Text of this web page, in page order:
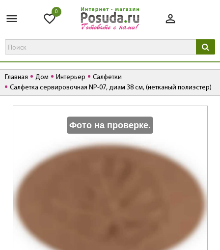
0
Главная Дом Интерьер
Салфетки
Салфетка сервировочная NP-07, диам 38 см, (нетканый полиэстер)
Фото на проверке.